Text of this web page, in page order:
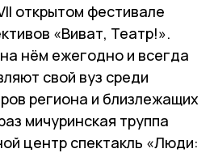
открытом фестивале
«Виват, Театр!».
нём ежегодно и всегда
свой вуз среди
региона и близлежащих
мичуринская труппа
центр спектакль «Люди: